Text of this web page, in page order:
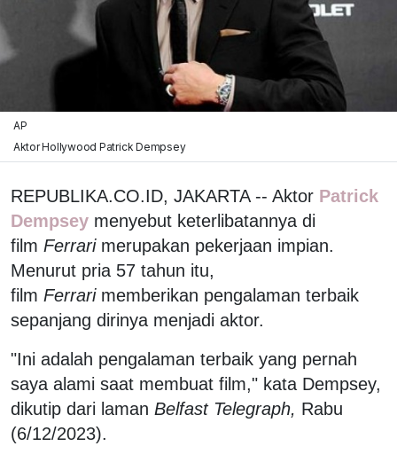
AP
Aktor Hollywood Patrick Dempsey
REPUBLIKA.CO.ID, JAKARTA -- Aktor Patrick
Dempsey menyebut keterlibatannya di
film Ferrarimerupakan pekerjaan impian.
Menurut pria 57 tahun itu,
film Ferrarimemberikan pengalaman terbaik
sepanjang dirinya menjadi aktor.
"Ini adalah pengalaman terbaik yang pernah
saya alami saat membuat film," kata Dempsey,
dikutip dari laman Belfast Telegraph, Rabu
(6/12/2023).